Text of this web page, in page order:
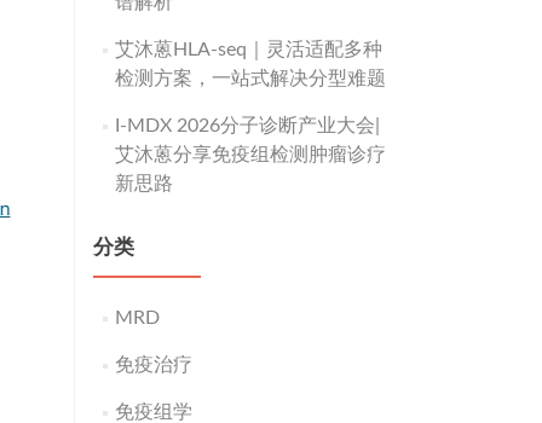
艾沐蒽HLA-seq｜灵活适配多种
检测方案，一站式解决分型难题
I-MDX 2026分子诊断产业大会|
艾沐蒽分享免疫组检测肿瘤诊疗
新思路
分类
MRD
免疫治疗
免疫组学